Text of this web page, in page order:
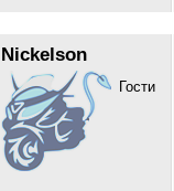
Nickelson
Гости